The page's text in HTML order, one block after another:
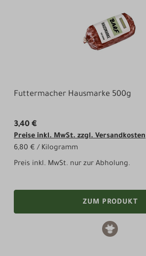
Futtermacher Hausmarke 500g
3,40 €
Preise inkl. MwSt. zzgl. Versandkosten
6,80 € / Kilogramm
Preis inkl. MwSt. nur zur Abholung.
ZUM PRODUKT